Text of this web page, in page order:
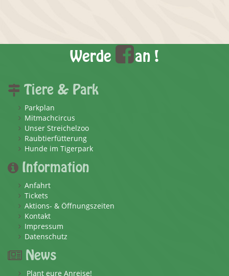
Werde an !
Tiere & Park
Parkplan
Mitmachcircus
Unser Streichelzoo
Raubtierfütterung
Hunde im Tigerpark
Information
Anfahrt
Tickets
Aktions- & Öffnungszeiten
Kontakt
Impressum
Datenschutz
News
Plant eure Anreise!